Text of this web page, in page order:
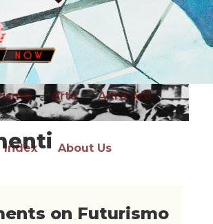
Arte Altre Arti
Index About Us
on Futurismo